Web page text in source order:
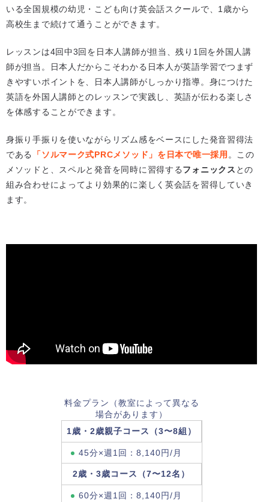
いる全国規模の幼児・こども向け英会話スクールで、1歳から
高校生まで続けて通うことができます。
レッスンは4回中3回を日本人講師が担当、残り1回を外国人講
師が担当。日本人だからこそわかる日本人が英語学習でつまず
きやすいポイントを、日本人講師がしっかり指導。身につけた
英語を外国人講師とのレッスンで実践し、英語が伝わる楽しさ
を体感することができます。
身振り手振りを使いながらリズム感をベースにした発音習得法
である
「ソルマーク式PRCメソッド」を日本で唯一採用 。この
メソッドと、スペルと発音を同時に習得するフォニックス との
組み合わせによってより効果的に楽しく英会話を習得していき
ます。
料金プラン（教室によって異なる
場合があります）
1歳・2歳親子コース（3〜8組）
45分×週1回：8,140円/月
2歳・3歳コース（7〜12名）
60分×週1回：8,140円/月